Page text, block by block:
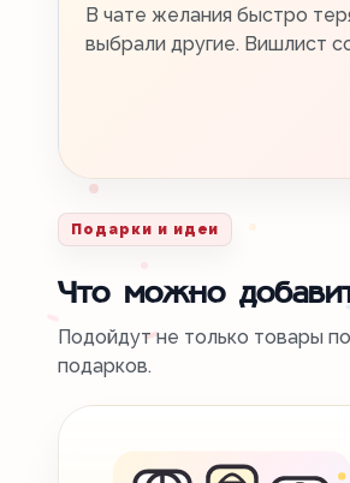
В чате желания быстро
выбрали другие. Вишлист
Подарки и идеи
Что можно
Подойдут не только товары
подарков.